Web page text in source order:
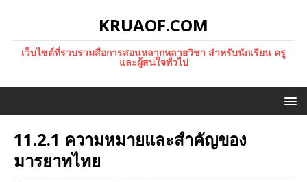
KRUAOF.COM
เว็บไซต์ที่รวบรวมสื่อการสอนหลากหลายวิชา สำหรับนักเรียน ครู
และผู้สนใจทั่วไป
11.2.1 ความหมายและสำคัญของ
มารยาทไทย